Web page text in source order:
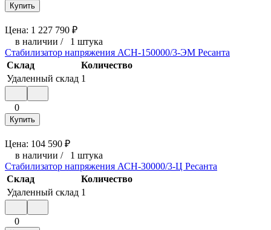
Купить
Цена: 1 227 790 ₽
в наличии / 1 штука
Стабилизатор напряжения АСН-150000/3-ЭМ Ресанта
Склад
Количество
Удаленный склад 1
0
Купить
Цена: 104 590 ₽
в наличии / 1 штука
Стабилизатор напряжения АСН-30000/3-Ц Ресанта
Склад
Количество
Удаленный склад 1
0